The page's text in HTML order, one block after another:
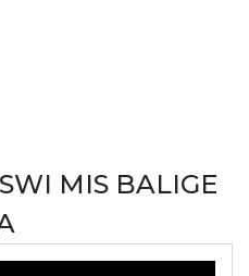
MIS BALIGE